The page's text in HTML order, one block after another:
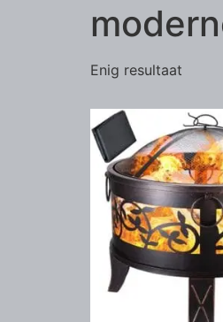
Enig resultaat